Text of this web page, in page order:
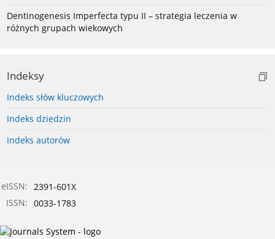
Dentinogenesis Imperfecta typu II – strategia leczenia w
różnych grupach wiekowych
Indeksy
Indeks słów kluczowych
Indeks dziedzin
Indeks autorów
eISSN: 2391-601X
ISSN: 0033-1783